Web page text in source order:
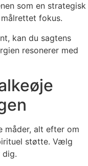
som en strategisk
fokus.
kan du sagtens
resonerer med
måder, alt efter om
støtte. Vælg
dig.